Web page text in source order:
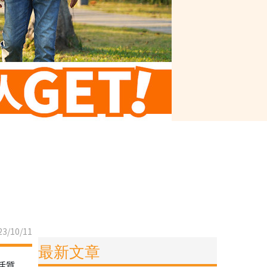
10/11
最新文章